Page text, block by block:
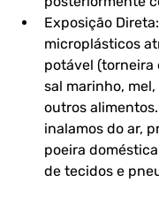
Exposição
microplásticos
potável (torneira
sal marinho,
outros
inalamos do ar,
poeira
de tecidos e